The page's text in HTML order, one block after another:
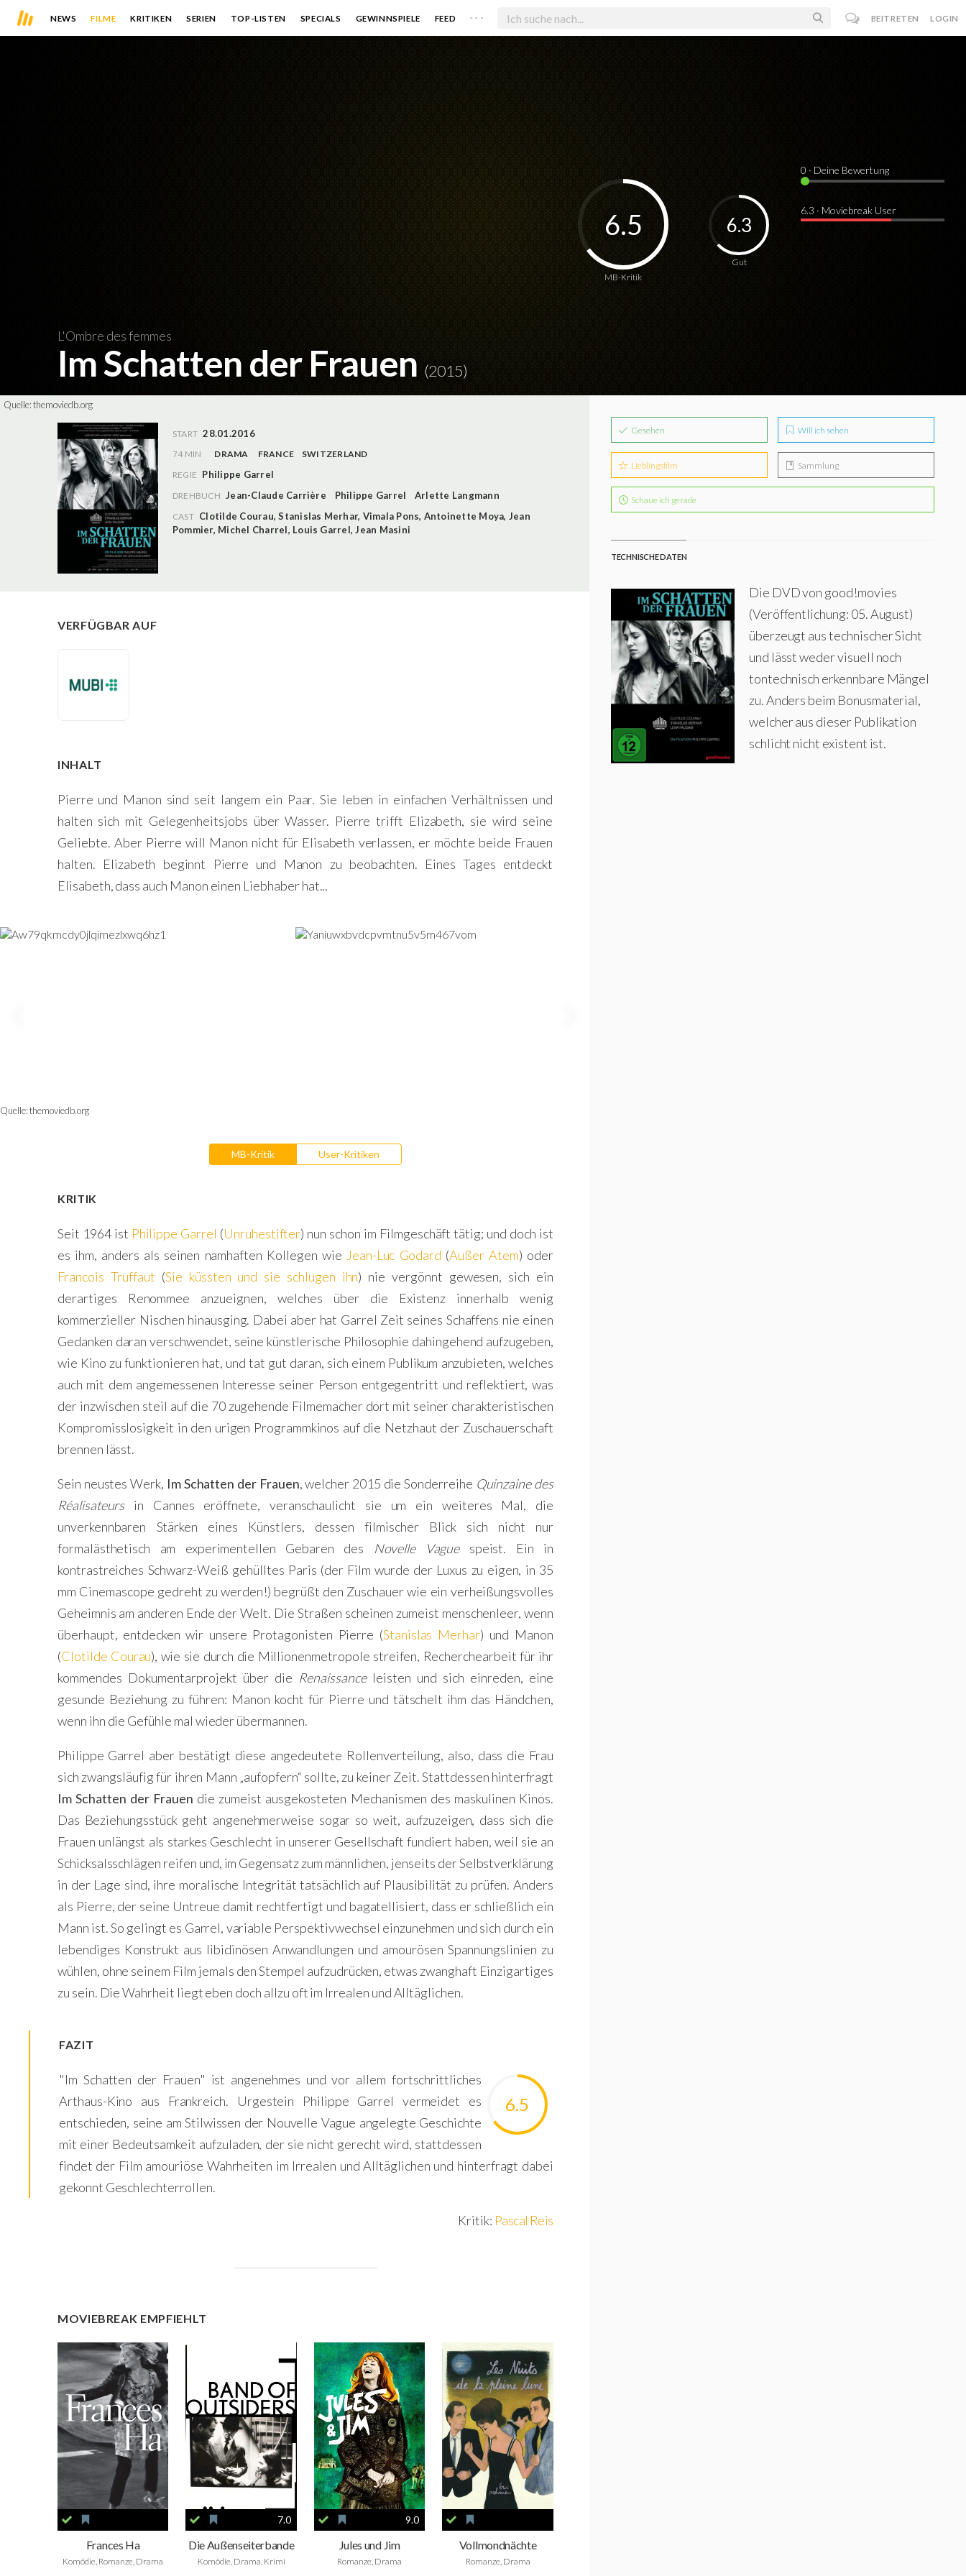
NEWS FILME KRITIKEN SERIEN TOP-LISTEN SPECIALS GEWINNSPIELE FEED . . . BEITRETEN LOGIN
L'Ombre des femmes
Im Schatten der Frauen (2015)
MB-Kritik
6.5
Gut
6.3
0 · Deine Bewertung
6.3 · Moviebreak User
Quelle:themoviedb.org
START 28.01.2016
74 MIN DRAMA FRANCE
SWITZERLAND
REGIE Philippe Garrel
DREHBUCH Jean-Claude Carrière Philippe Garrel Arlette Langmann
CAST Clotilde Courau,Stanislas Merhar, Vimala Pons, Antoinette Moya, Jean
Pommier, Michel Charrel, Louis Garrel,Jean Masini
VERFÜGBAR AUF
INHALT
Pierre und Manon sind seit langem ein Paar. Sie leben in einfachen Verhältnissen und
halten sich mit Gelegenheitsjobs über Wasser. Pierre trifft Elizabeth, sie wird seine
Geliebte. Aber Pierre will Manon nicht für Elisabeth verlassen, er möchte beide Frauen
halten. Elizabeth beginnt Pierre und Manon zu beobachten. Eines Tages entdeckt
Elisabeth, dass auch Manon einen Liebhaber hat...
Quelle:themoviedb.org
MB-Kritik User-Kritiken
KRITIK
Seit 1964 ist Philippe Garrel (Unruhestifter) nun schon im Filmgeschäft tätig; und doch ist
es ihm, anders als seinen namhaften Kollegen wie Jean-Luc Godard (Außer Atem) oder
Francois Truffaut (Sie küssten und sie schlugen ihn) nie vergönnt gewesen, sich ein
derartiges Renommee anzueignen, welches über die Existenz innerhalb wenig
kommerzieller Nischen hinausging. Dabei aber hat Garrel Zeit seines Schaffens nie einen
Gedanken daran verschwendet, seine künstlerische Philosophie dahingehend aufzugeben,
wie Kino zu funktionieren hat, und tat gut daran, sich einem Publikum anzubieten, welches
auch mit dem angemessenen Interesse seiner Person entgegentritt und reflektiert, was
der inzwischen steil auf die 70 zugehende Filmemacher dort mit seiner charakteristischen
Kompromisslosigkeit in den urigen Programmkinos auf die Netzhaut der Zuschauerschaft
brennen lässt.
Sein neustes Werk, Im Schatten der Frauen, welcher 2015 die Sonderreihe Quinzaine des
Réalisateursin Cannes eröffnete, veranschaulicht sie um ein weiteres Mal, die
unverkennbaren Stärken eines Künstlers, dessen filmischer Blick sich nicht nur
formalästhetisch am experimentellen Gebaren des
Novelle Vaguespeist. Ein in
kontrastreiches Schwarz-Weiß gehülltes Paris (der Film wurde der Luxus zu eigen, in 35
mm Cinemascope gedreht zu werden!) begrüßt den Zuschauer wie ein verheißungsvolles
Geheimnis am anderen Ende der Welt. Die Straßen scheinen zumeist menschenleer, wenn
überhaupt, entdecken wir unsere Protagonisten Pierre (Stanislas Merhar) und Manon
(Clotilde Courau), wie sie durch die Millionenmetropole streifen, Recherchearbeit für ihr
kommendes Dokumentarprojekt über die Renaissance leisten und sich einreden, eine
gesunde Beziehung zu führen: Manon kocht für Pierre und tätschelt ihm das Händchen,
wenn ihn die Gefühle mal wieder übermannen.
Philippe Garrel aber bestätigt diese angedeutete Rollenverteilung, also, dass die Frau
sich zwangsläufig für ihren Mann „aufopfern“ sollte, zu keiner Zeit. Stattdessen hinterfragt
Im Schatten der Frauen die zumeist ausgekosteten Mechanismen des maskulinen Kinos.
Das Beziehungsstück geht angenehmerweise sogar so weit, aufzuzeigen, dass sich die
Frauen unlängst als starkes Geschlecht in unserer Gesellschaft fundiert haben, weil sie an
Schicksalsschlägen reifen und, im Gegensatz zum männlichen, jenseits der Selbstverklärung
in der Lage sind, ihre moralische Integrität tatsächlich auf Plausibilität zu prüfen. Anders
als Pierre, der seine Untreue damit rechtfertigt und bagatellisiert, dass er schließlich ein
Mann ist. So gelingt es Garrel, variable Perspektivwechsel einzunehmen und sich durch ein
lebendiges Konstrukt aus libidinösen Anwandlungen und amourösen Spannungslinien zu
wühlen, ohne seinem Film jemals den Stempel aufzudrücken, etwas zwanghaft Einzigartiges
zu sein. Die Wahrheit liegt eben doch allzu oft im Irrealen und Alltäglichen.
FAZIT
6.5
"Im Schatten der Frauen" ist angenehmes und vor allem fortschrittliches
Arthaus-Kino aus Frankreich. Urgestein Philippe Garrel vermeidet es
entschieden, seine am Stilwissen der Nouvelle Vague angelegte Geschichte
mit einer Bedeutsamkeit aufzuladen, der sie nicht gerecht wird, stattdessen
findet der Film amouriöse Wahrheiten im Irrealen und Alltäglichen und hinterfragt dabei
gekonnt Geschlechterrollen.
Kritik: Pascal Reis
MOVIEBREAK EMPFIEHLT
Frances Ha
Komödie, Romanze, Drama
7.0
Die Außenseiterbande
Komödie, Drama, Krimi
9.0
Jules und Jim
Romanze, Drama
Vollmondnächte
Romanze, Drama
Gesehen Will ich sehen
Lieblingsfilm Sammlung
Schaue ich gerade
TECHNISCHE DATEN
Die DVD von good!movies
(Veröffentlichung: 05. August)
überzeugt aus technischer Sicht
und lässt weder visuell noch
tontechnisch erkennbare Mängel
zu. Anders beim Bonusmaterial,
welcher aus dieser Publikation
schlicht nicht existent ist.